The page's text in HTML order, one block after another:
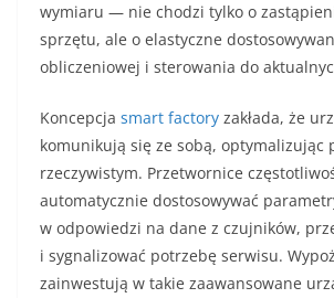
wymiaru — nie chodzi tylko o
sprzętu, ale o elastyczne
obliczeniowej i sterowania do
Koncepcja smart factory zakłada, że
komunikują się ze sobą, optymalizując
rzeczywistym. Przetwornice
automatycznie dostosowywać
w odpowiedzi na dane z czujników,
i sygnalizować potrzebę serwisu.
zainwestują w takie zaawansowane